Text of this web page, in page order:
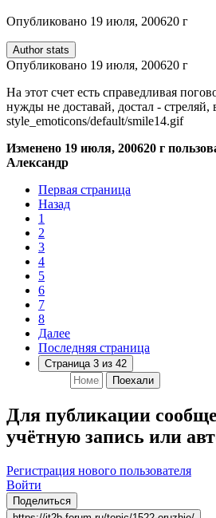
Опубликовано 19 июля, 200620 г
Author stats
Опубликовано 19 июля, 200620 г
На этот счет есть справедливая
нужды не доставай, достал -
style_emoticons/default/smile14.gif
Изменено 19 июля, 200620 г
Александр
Первая страница
Назад
1
2
3
4
5
6
7
8
Далее
Последняя страница
Страница 3 из 42
Поехали
Для публикации
учётную запись или
Регистрация нового пользователя
Войти
Поделиться